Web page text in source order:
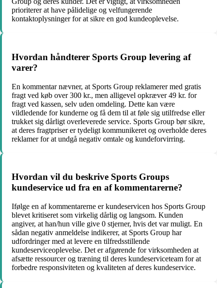
prioriterer at have pålidelige og velfungerende
kontaktoplysninger for at sikre en god kundeoplevelse.
Hvordan håndterer Sports Group levering af
varer?
En kommentar nævner, at Sports Group reklamerer med gratis
fragt ved køb over 300 kr., men alligevel opkræver 49 kr. for
fragt ved kassen, selv uden omdeling. Dette kan være
vildledende for kunderne og få dem til at føle sig utilfredse eller
trukket sig dårligt overleverede service. Sports Group bør sikre,
at deres fragtpriser er tydeligt kommunikeret og overholde deres
reklamer for at undgå negativ omtale og kundeforvirring.
Hvordan vil du beskrive Sports Groups
kundeservice ud fra en af kommentarerne?
Ifølge en af kommentarerne er kundeservicen hos Sports Group
blevet kritiseret som virkelig dårlig og langsom. Kunden
angiver, at han/hun ville give 0 stjerner, hvis det var muligt. En
sådan negativ anmeldelse indikerer, at Sports Group har
udfordringer med at levere en tilfredsstillende
kundeserviceoplevelse. Det er afgørende for virksomheden at
afsætte ressourcer og træning til deres kundeserviceteam for at
forbedre responsiviteten og kvaliteten af deres kundeservice.